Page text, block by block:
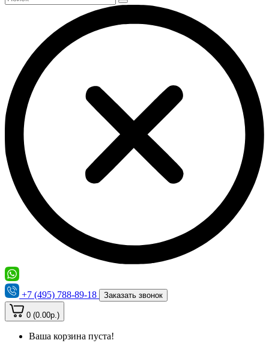
+7 (495) 788-89-18 Заказать звонок
0 (0.00р.)
Ваша корзина пуста!